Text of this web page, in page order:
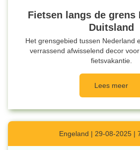
Fietsen langs de grens
Duitsland
Het grensgebied tussen Nederland
verrassend afwisselend decor
fietsvakantie.
Lees meer
Engeland | 29-08-2025 |